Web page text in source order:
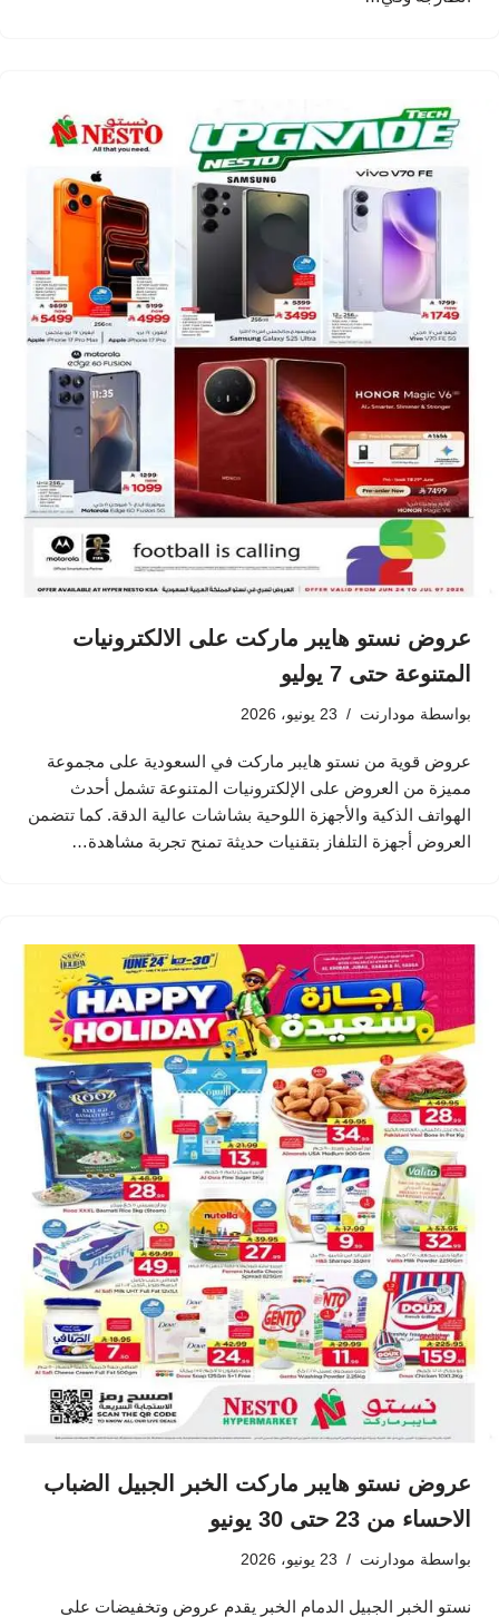
عروض نستو هايبر ماركت على الالكترونيات
المتنوعة حتى 7 يوليو
بواسطة مودارنت 23 يونيو، 2026
عروض قوية من نستو هايبر ماركت في السعودية على مجموعة
مميزة من العروض على الإلكترونيات المتنوعة تشمل أحدث
الهواتف الذكية والأجهزة اللوحية بشاشات عالية الدقة. كما تتضمن
العروض أجهزة التلفاز بتقنيات حديثة تمنح تجربة مشاهدة…
عروض نستو هايبر ماركت الخبر الجبيل الضباب
الاحساء من 23 حتى 30 يونيو
بواسطة مودارنت 23 يونيو، 2026
نستو الخبر الجبيل الدمام الخبر يقدم عروض وتخفيضات على